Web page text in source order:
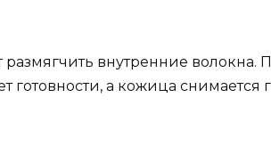
внутренние волокна.
готовности, а кожица снимается